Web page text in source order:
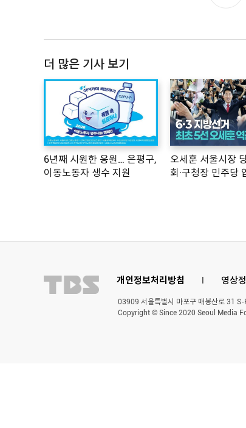
더 많은 기사 보기
6년째 시원한 응원… 은평구,
이동노동자 생수 지원
오세훈 서울시장
회·구청장 민주당
개인정보처리방침 l 영상
03909 서울특별시 마포구 매봉산로 31
Copyright © Since 2020 Seoul Media